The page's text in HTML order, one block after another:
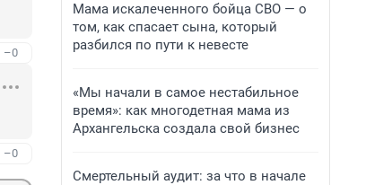
–0
–0
Мама искалеченного бойца СВО — о
том, как спасает сына, который
разбился по пути к невесте
«Мы начали в самое нестабильное
время»: как многодетная мама из
Архангельска создала свой бизнес
Смертельный аудит: за что в начале